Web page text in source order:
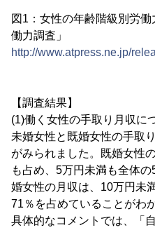
図1：女性の年齢階級別労
働力調査」
http://www.atpress.ne.jp/
【調査結果】
(1)働く女性の手取り月収に
未婚女性と既婚女性の手取
がみられました。既婚女性
も占め、5万円未満も全体
婚女性の月収は、10万円未
71％を占めていることがわ
具体的なコメントでは、「